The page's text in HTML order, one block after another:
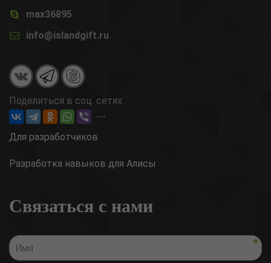
max36895
info@islandgift.ru
Поделиться в соц. сетях
Для разработчиков
Разработка навыков для Алисы
Связаться с нами